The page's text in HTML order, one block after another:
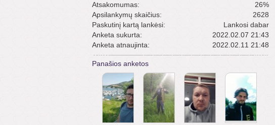
Atsakomumas:
26%
Apsilankymų skaičius:
2628
Paskutinį kartą lankėsi:
Lankosi dabar
Anketa sukurta:
2022.02.07 21:43
Anketa atnaujinta:
2022.02.11 21:48
Panašios anketos